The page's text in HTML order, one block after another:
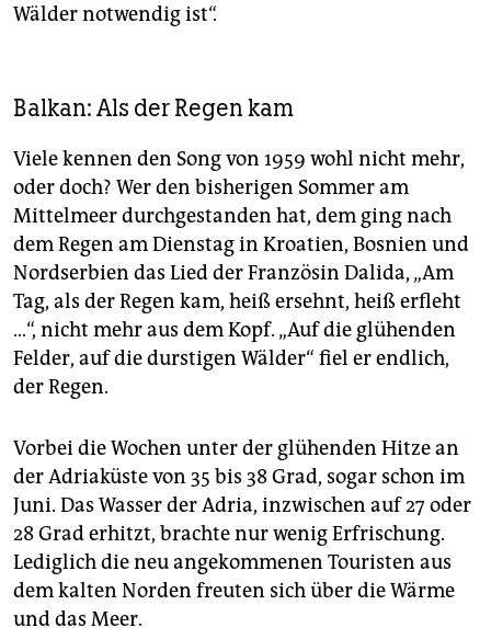
Wälder notwendig ist“.
Balkan: Als der Regen kam
Viele kennen den Song von 1959 wohl nicht mehr,
oder doch? Wer den bisherigen Sommer am
Mittelmeer durchgestanden hat, dem ging nach
dem Regen am Dienstag in Kroatien, Bosnien und
Nordserbien das Lied der Französin Dalida, „Am
Tag, als der Regen kam, heiß ersehnt, heiß erfleht
…“, nicht mehr aus dem Kopf. „Auf die glühenden
Felder, auf die durstigen Wälder“ fiel er endlich,
der Regen.
Vorbei die Wochen unter der glühenden Hitze an
der Adriaküste von 35 bis 38 Grad, sogar schon im
Juni. Das Wasser der Adria, inzwischen auf 27 oder
28 Grad erhitzt, brachte nur wenig Erfrischung.
Lediglich die neu angekommenen Touristen aus
dem kalten Norden freuten sich über die Wärme
und das Meer.